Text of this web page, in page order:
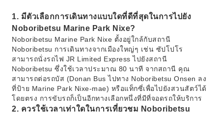
1. มีตัวเลือกการเดินทางแบบใดที่ดีที่สุดในการไปยัง
Noboribetsu Marine Park Nixe?
Noboribetsu Marine Park Nixe ตั้งอยู่ใกล้กับสถานี
Noboribetsu การเดินทางจากเมืองใหญ่ๆ เช่น ซัปโปโร
สามารถนั่งรถไฟ JR Limited Express ไปยังสถานี
Noboribetsu ซึ่งใช้เวลาประมาณ 80 นาที จากสถานี คุณ
สามารถต่อรถบัส (Donan Bus ไปทาง Noboribetsu Onsen ลง
ที่ป้าย Marine Park Nixe-mae) หรือแท็กซี่เพื่อไปยังสวนสัตว์ได้
โดยตรง การขับรถก็เป็นอีกทางเลือกหนึ่งที่มีที่จอดรถให้บริการ
2. ควรใช้เวลาเท่าใดในการเที่ยวชม Noboribetsu